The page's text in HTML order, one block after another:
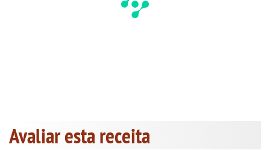
Avaliar esta receita